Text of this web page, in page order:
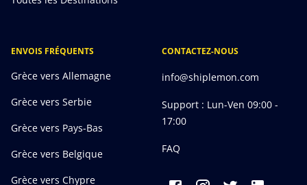
ENVOIS FRÉQUENTS
Grèce vers Allemagne
Grèce vers Serbie
Grèce vers Pays-Bas
Grèce vers Belgique
Grèce vers Chypre
CONTACTEZ-NOUS
info@shiplemon.com
Support : Lun-Ven 09:00 -
17:00
FAQ